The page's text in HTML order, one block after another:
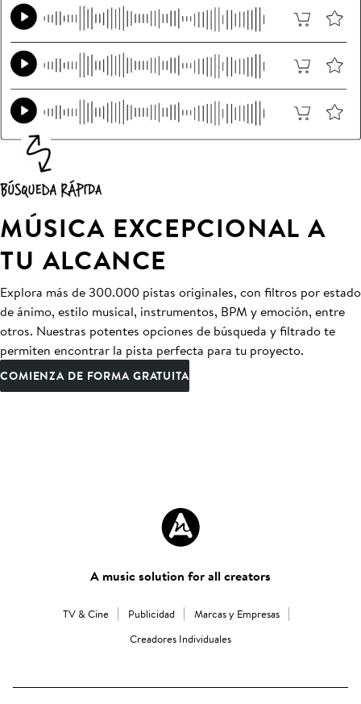
MÚSICA EXCEPCIONAL A
TU ALCANCE
Explora más de 300.000 pistas originales, con filtros por estado
de ánimo, estilo musical, instrumentos, BPM y emoción, entre
otros. Nuestras potentes opciones de búsqueda y filtrado te
permiten encontrar la pista perfecta para tu proyecto.
COMIENZA DE FORMA GRATUITA
A music solution for all creators
TV & Cine Publicidad
Marcas y Empresas
Creadores Individuales